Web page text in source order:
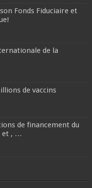
Fonds Fiduciaire et
de la
de vaccins
de financement du
et , …